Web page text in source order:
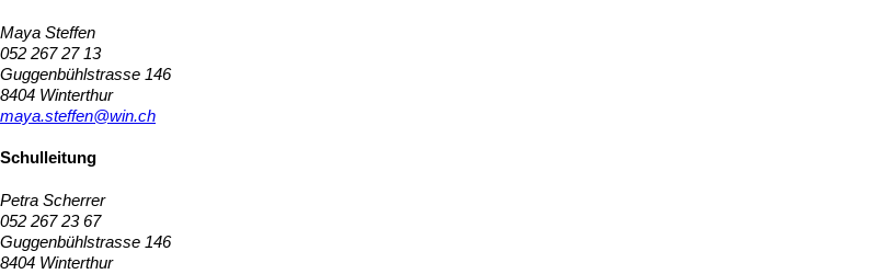
Maya Steffen
052 267 27 13
Guggenbühlstrasse 146
8404 Winterthur
maya.steffen@win.ch
Schulleitung
Petra Scherrer
052 267 23 67
Guggenbühlstrasse 146
8404 Winterthur